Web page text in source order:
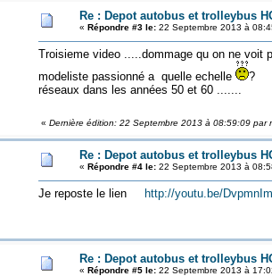
Re : Depot autobus et trolleybus
« Répondre #3 le:22 Septembre 2013 à
Troisieme video .....dommage qu on ne voit
modeliste passionné a quelle echelle
? A
réseaux dans les années 50 et 60 .......
« Dernière édition: 22 Septembre 2013 à 08:59:09 par
Re : Depot autobus et trolleybus
« Répondre #4 le:22 Septembre 2013 à
Je reposte le lien http://youtu.be/
Re : Depot autobus et trolleybus
« Répondre #5 le:22 Septembre 2013 à